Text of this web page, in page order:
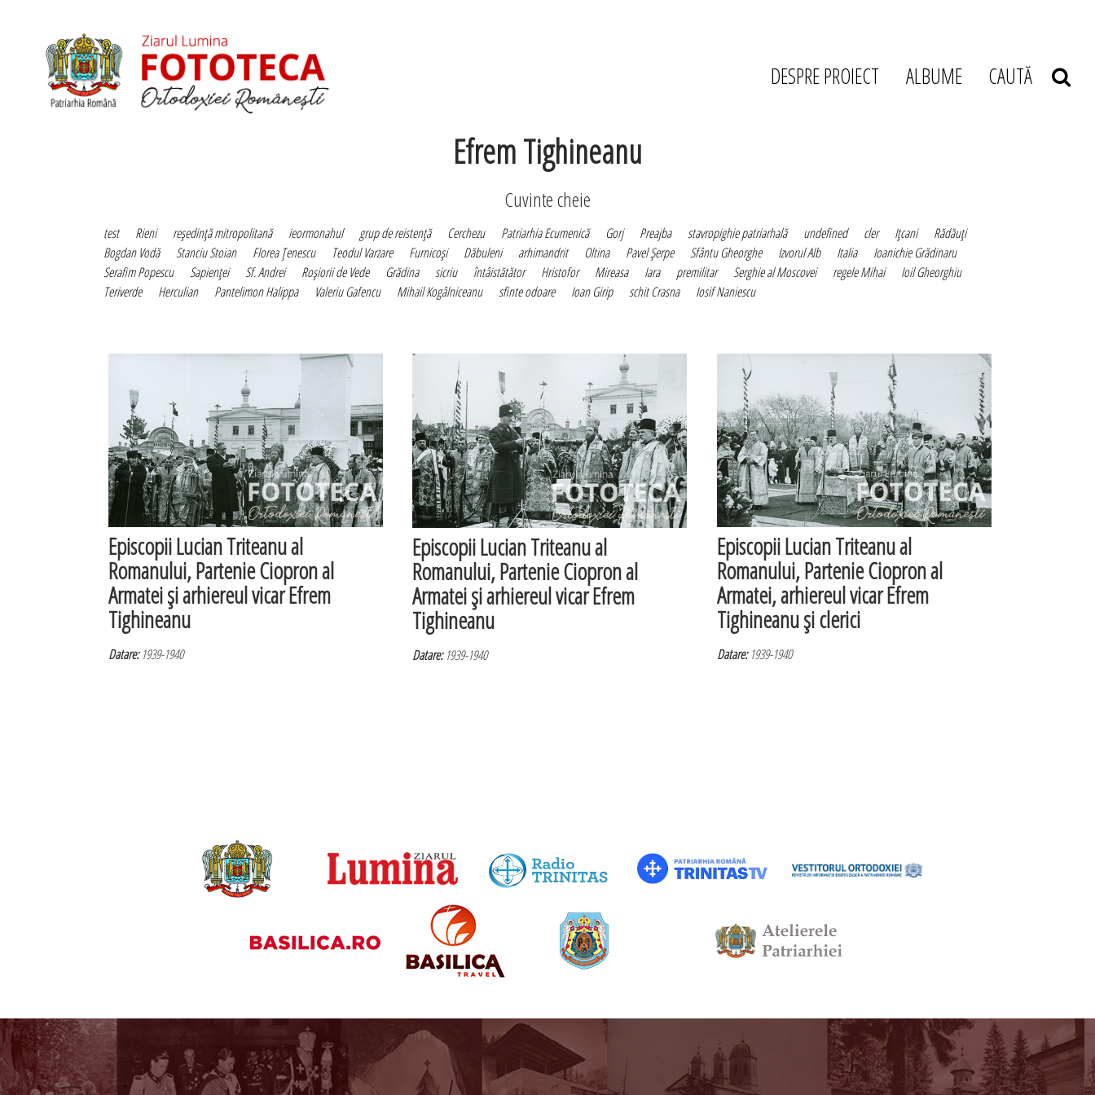
DESPRE PROIECT ALBUME CAUTĂ
Efrem Tighineanu
Cuvinte cheie
test Rieni reşedinţă mitropolitană ieormonahul grup de reistenţă Cerchezu Patriarhia Ecumenică Gorj Preajba stavropighie patriarhală undefined cler Iţcani
Rădăuţi
Bogdan Vodă
Stanciu Stoian Florea Ţenescu Teodul Varzare Furnicoşi Dăbuleni arhimandrit Oltina Pavel Şerpe Sfântu Gheorghe Izvorul Alb Italia
Ioanichie Grădinaru
Serafim Popescu
Sapienţei Sf. Andrei Roşiorii de Vede Grădina sicriu întâistătător Hristofor Mireasa Iara premilitar Serghie al Moscovei regele Mihai
Ioil Gheorghiu
Teriverde
Herculian Pantelimon Halippa Valeriu Gafencu Mihail Kogâlniceanu sfinte odoare Ioan Girip schit Crasna Iosif Naniescu
Episcopii Lucian Triteanu al
Romanului, Partenie Ciopron al
Armatei şi arhiereul vicar Efrem
Tighineanu
Datare:1939-1940
Episcopii Lucian Triteanu al
Romanului, Partenie Ciopron al
Armatei şi arhiereul vicar Efrem
Tighineanu
Datare:1939-1940
Episcopii Lucian Triteanu al
Romanului, Partenie Ciopron al
Armatei, arhiereul vicar Efrem
Tighineanu şi clerici
Datare:1939-1940